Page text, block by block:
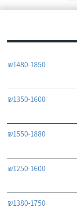
₪1480-1850
₪1350-1600
₪1550-1880
₪1250-1600
₪1380-1750